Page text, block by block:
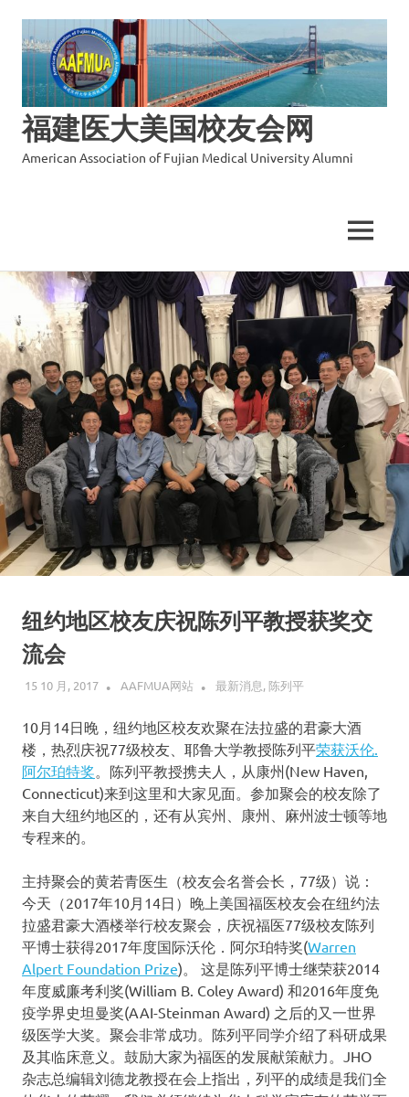
Skip
content
福建医大美国校友会网
American Association of Fujian Medical University Alumni
MENU
纽约地区校友庆祝陈列平教授获奖交
流会
15 10 月, 2017 AAFMUA网站 最新消息,陈列平
10月14日晚，纽约地区校友欢聚在法拉盛的君豪大酒
楼，热烈庆祝77级校友、耶鲁大学教授陈列平荣获沃伦.
阿尔珀特奖。陈列平教授携夫人，从康州(New Haven,
Connecticut)来到这里和大家见面。参加聚会的校友除了
来自大纽约地区的，还有从宾州、康州、麻州波士顿等地
专程来的。
主持聚会的黄若青医生（校友会名誉会长，77级）说：
今天（2017年10月14日）晚上美国福医校友会在纽约法
拉盛君豪大酒楼举行校友聚会，庆祝福医77级校友陈列
平博士获得2017年度国际沃伦．阿尔珀特奖(Warren
Alpert Foundation Prize)。 这是陈列平博士继荣获2014
年度威廉考利奖(William B. Coley Award) 和2016年度免
疫学界史坦曼奖(AAI-Steinman Award) 之后的又一世界
级医学大奖。聚会非常成功。陈列平同学介绍了科研成果
及其临床意义。鼓励大家为福医的发展献策献力。JHO
杂志总编辑刘德龙教授在会上指出，列平的成绩是我们全